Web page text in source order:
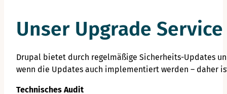
Unser Upgrade
Drupal bietet durch regelmäßige Sicherheits-Updates
wenn die Updates auch implementiert werden – daher
Technisches Audit